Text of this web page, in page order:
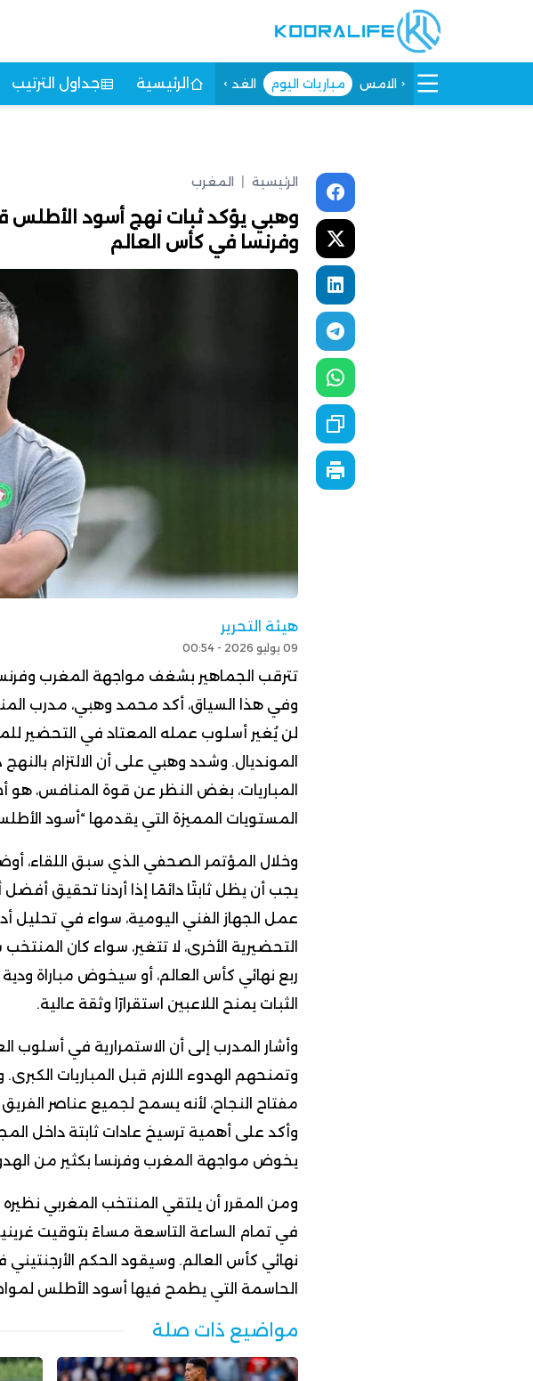
الامس مباريات اليوم الغد الرئيسية جداول الترتيب
الرئيسية المغرب
وهبي يؤكد ثبات نهج أسود الأطلس
وفرنسا في كأس العالم
هيئة التحرير
09 يوليو 2026 - 00:54
وفي هذا السياق، أكد محمد وهبي، مدرب
لن يُغير أسلوب عمله المعتاد في التحضير
المونديال. وشدد وهبي على أن الالتزام
المباريات، بغض النظر عن قوة المنافس، هو
المستويات المميزة التي يقدمها “أسود
وخلال المؤتمر الصحفي الذي سبق اللقاء،
يجب أن يظل ثابتًا دائمًا إذا أردنا تحقيق
عمل الجهاز الفني اليومية، سواء في تحليل
التحضيرية الأخرى، لا تتغير، سواء كان
ربع نهائي كأس العالم، أو سيخوض مباراة
الثبات يمنح اللاعبين استقرارًا وثقة عالية.
وأشار المدرب إلى أن الاستمرارية في أسلوب
وتمنحهم الهدوء اللازم قبل المباريات
مفتاح النجاح، لأنه يسمح لجميع عناصر الفريق
وأكد على أهمية ترسيخ عادات ثابتة داخل
يخوض مواجهة المغرب وفرنسا بكثير من
ومن المقرر أن يلتقي المنتخب المغربي
نهائي كأس العالم. وسيقود الحكم الأرجنتيني
الحاسمة التي يطمح فيها أسود الأطلس
مواضيع ذات صلة